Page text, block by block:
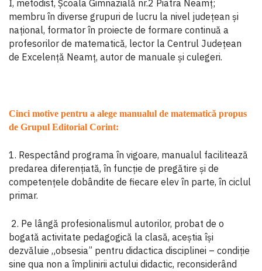
I, metodist, Şcoala Gimnazială nr.2 Piatra Neamţ;
membru în diverse grupuri de lucru la nivel judeţean şi
naţional, formator în proiecte de formare continuă a
profesorilor de matematică, lector la Centrul Județean
de Excelență Neamț, autor de manuale și culegeri.
Cinci motive pentru a alege manualul de matematică propus
de Grupul Editorial Corint:
1. Respectând programa în vigoare, manualul facilitează
predarea diferențiată, în funcție de pregătire și de
competențele dobândite de fiecare elev în parte, în ciclul
primar.
2. Pe lângă profesionalismul autorilor, probat de o
bogată activitate pedagogică la clasă, aceștia își
dezvăluie „obsesia” pentru didactica disciplinei – condiție
sine qua non a împlinirii actului didactic, reconsiderând